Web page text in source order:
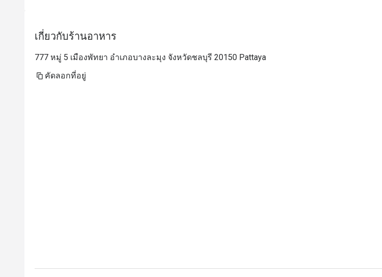
selection was quite good. The Australian roast
เกี่ยวกับร้านอาหาร
777 หมู่ 5 เมืองพัทยา อำเภอบางละมุง จังหวัดชลบุรี 20150 Pattaya
คัดลอกที่อยู่